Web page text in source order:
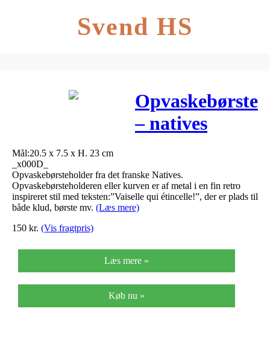
Svend HS
– natives
Mål:20.5 x 7.5 x H. 23 cm
_x000D_
Opvaskebørsteholder fra det franske Natives.
Opvaskebørsteholderen eller kurven er af metal i en fin retro
inspireret stil med teksten:”Vaiselle qui étincelle!”, der er plads til
både klud, børste mv. (Læs mere)
150 kr. (Vis fragtpris)
Læs mere »
Køb nu »